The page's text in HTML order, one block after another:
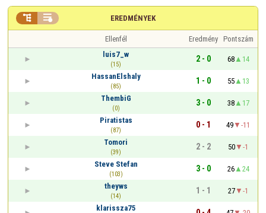
EREDMÉNYEK
 
Ellenfél Eredmény Pontszám
luis7_w
(15)
2 - 0 68
14
HassanElshaly
(85)
1 - 0 55
13
ThembiG
(0)
3 - 0 38
17
Piratistas
(87)
0 - 1 49
-11
Tomori
(39)
2 - 2 50
-1
Steve Stefan
(103)
3 - 0 26
24
theyws
(14)
1 - 1 27
-1
klarissza75